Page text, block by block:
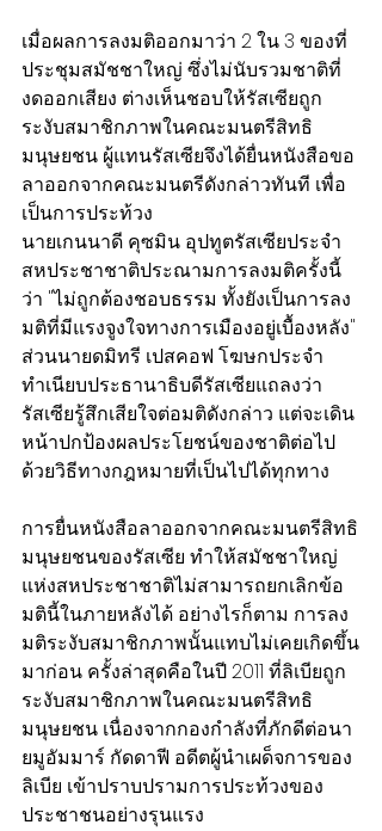
เมื่อผลการลงมติออกมาว่า 2 ใน 3 ของที่
ประชุมสมัชชาใหญ่ ซึ่งไม่นับรวมชาติที่
งดออกเสียง ต่างเห็นชอบให้รัสเซียถูก
ระงับสมาชิกภาพในคณะมนตรีสิทธิ
มนุษยชน ผู้แทนรัสเซียจึงได้ยื่นหนังสือขอ
ลาออกจากคณะมนตรีดังกล่าวทันที เพื่อ
เป็นการประท้วง
นายเกนนาดี คุซมิน อุปทูตรัสเซียประจำ
สหประชาชาติประณามการลงมติครั้งนี้
ว่า "ไม่ถูกต้องชอบธรรม ทั้งยังเป็นการลง
มติที่มีแรงจูงใจทางการเมืองอยู่เบื้องหลัง"
ส่วนนายดมิทรี เปสคอฟ โฆษกประจำ
ทำเนียบประธานาธิบดีรัสเซียแถลงว่า
รัสเซียรู้สึกเสียใจต่อมติดังกล่าว แต่จะเดิน
หน้าปกป้องผลประโยชน์ของชาติต่อไป
ด้วยวิธีทางกฎหมายที่เป็นไปได้ทุกทาง
การยื่นหนังสือลาออกจากคณะมนตรีสิทธิ
มนุษยชนของรัสเซีย ทำให้สมัชชาใหญ่
แห่งสหประชาชาติไม่สามารถยกเลิกข้อ
มตินี้ในภายหลังได้ อย่างไรก็ตาม การลง
มติระงับสมาชิกภาพนั้นแทบไม่เคยเกิดขึ้น
มาก่อน ครั้งล่าสุดคือในปี 2011 ที่ลิเบียถูก
ระงับสมาชิกภาพในคณะมนตรีสิทธิ
มนุษยชน เนื่องจากกองกำลังที่ภักดีต่อนา
ยมูอัมมาร์ กัดดาฟี อดีตผู้นำเผด็จการของ
ลิเบีย เข้าปราบปรามการประท้วงของ
ประชาชนอย่างรุนแรง